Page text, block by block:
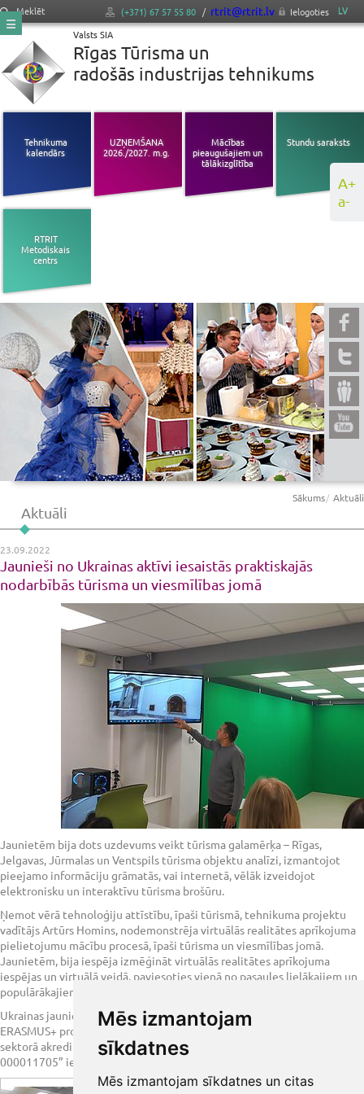
Mēs izmantojam
sīkdatnes
Mēs izmantojam sīkdatnes un citas
A+
a-
Meklēt (+371) 67 57 55 80 / rtrit@rtrit.lv Ielogoties
LV
Valsts SIA
Rīgas Tūrisma un
radošās industrijas tehnikums
Tehnikuma
kalendārs
UZŅEMŠANA
2026./2027. m.g.
Mācības
pieaugušajiem un
tālākizglītība
Stundu saraksts
RTRIT
Metodiskais
centrs
Sākums Aktuāli
Aktuāli
23.09.2022
Jaunieši no Ukrainas aktīvi iesaistās praktiskajās
nodarbībās tūrisma un viesmīlības jomā
Jaunietēm bija dots uzdevums veikt tūrisma galamērķa – Rīgas,
Jelgavas, Jūrmalas un Ventspils tūrisma objektu analīzi, izmantojot
pieejamo informāciju grāmatās, vai internetā, vēlāk izveidojot
elektronisku un interaktīvu tūrisma brošūru.
Ņemot vērā tehnoloģiju attīstību, īpaši tūrismā, tehnikuma projektu
vadītājs Artūrs Homins, nodemonstrēja virtuālās realitātes aprīkojuma
pielietojumu mācību procesā, īpaši tūrisma un viesmīlības jomā.
Jaunietēm, bija iespēja izmēģināt virtuālās realitātes aprīkojuma
iespējas un virtuālā veidā, paviesoties vienā no pasaules lielākajiem un
populārākajiem tūrisma objektiem – Luvras muzejā, Francijā.
Ukrainas jauniešu un pavadošo pedagogu mobilitāte Latvijā notiek
ERASMUS+ projekta “Personu mobilitāte profesionālās izglītības
sektorā akreditētām institūcijām Nr. 2021-1-LV01-KA121-VET-
000011705” ievaros.